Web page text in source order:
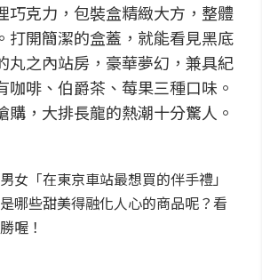
巧克力，包裝盒精緻大方，整體
打開簡潔的盒蓋，就能看見黑底
丸之內站房，豪華夢幻，兼具紀
咖啡、伯爵茶、莓果三種口味。
購，大排長龍的熱潮十分驚人。
女「在東京車站最想買的伴手禮」
哪些甜美得融化人心的商品呢？看
喔！